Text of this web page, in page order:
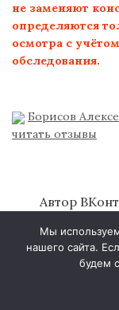
не заменяют
определяются
осмотра с
обследования.
Борисов
читать отзывы
Автор
литературы
Об
Мы
нашего сайта.
будем